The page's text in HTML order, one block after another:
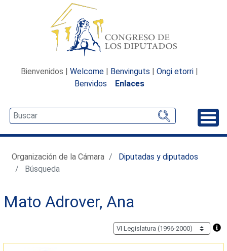
Bienvenidos | Welcome | Benvinguts | Ongi etorri |
Benvidos
Enlaces
Organización de la Cámara
Diputadas y diputados
Búsqueda
Mato Adrover, Ana